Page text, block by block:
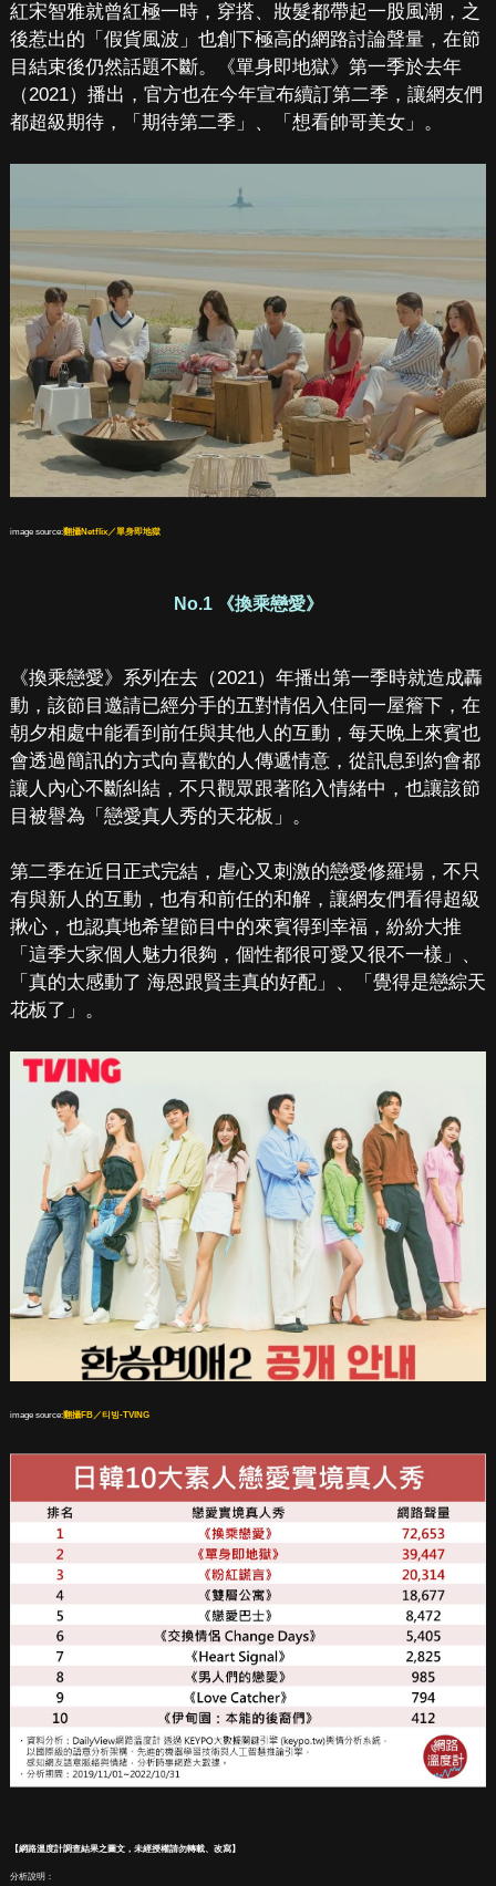
紅宋智雅就曾紅極一時，穿搭、妝髮都帶起一股風潮，之
後惹出的「假貨風波」也創下極高的網路討論聲量，在節
目結束後仍然話題不斷。《單身即地獄》第一季於去年
（2021）播出，官方也在今年宣布續訂第二季，讓網友們
都超級期待，「期待第二季」、「想看帥哥美女」。
image source:翻攝Netflix／單身即地獄
No.1 《換乘戀愛》
《換乘戀愛》系列在去（2021）年播出第一季時就造成轟
動，該節目邀請已經分手的五對情侶入住同一屋簷下，在
朝夕相處中能看到前任與其他人的互動，每天晚上來賓也
會透過簡訊的方式向喜歡的人傳遞情意，從訊息到約會都
讓人內心不斷糾結，不只觀眾跟著陷入情緒中，也讓該節
目被譽為「戀愛真人秀的天花板」。
第二季在近日正式完結，虐心又刺激的戀愛修羅場，不只
有與新人的互動，也有和前任的和解，讓網友們看得超級
揪心，也認真地希望節目中的來賓得到幸福，紛紛大推
「這季大家個人魅力很夠，個性都很可愛又很不一樣」、
「真的太感動了 海恩跟賢圭真的好配」、「覺得是戀綜天
花板了」。
image source:翻攝FB／티빙-TVING
【網路溫度計調查結果之圖文，未經授權請勿轉載、改寫】
分析說明：